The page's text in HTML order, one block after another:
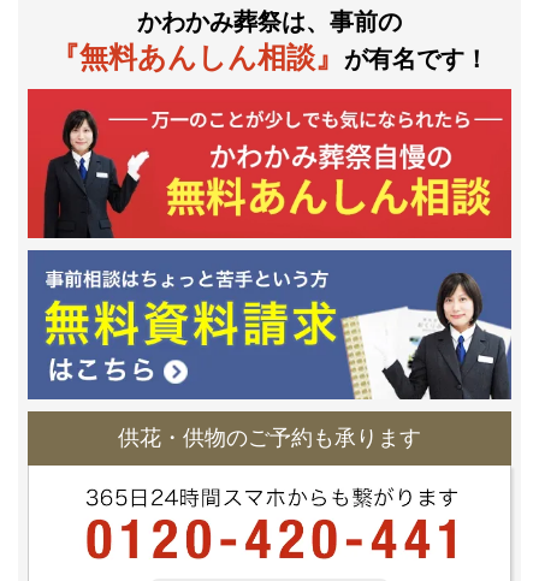
かわかみ葬祭は、事前の
『無料あんしん相談』 が有名です！
供花・供物のご予約も承ります